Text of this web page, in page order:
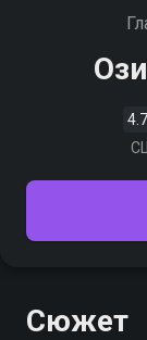
4.7
Сюжет